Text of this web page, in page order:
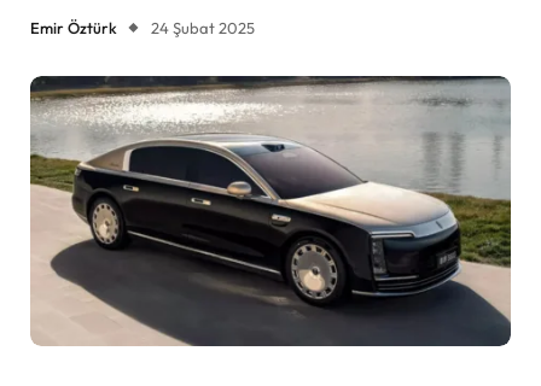
Emir Öztürk 24 Şubat 2025